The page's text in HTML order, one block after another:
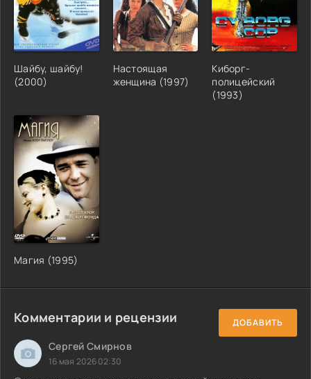
Шайбу, шайбу!
(2000)
Настоящая
женщина (1997)
Киборг-
полицейский
(1993)
Магия (1995)
Комментарии и рецензии ДОБАВИТЬ
Сергей Смирнов
16 мая 2026 02:30